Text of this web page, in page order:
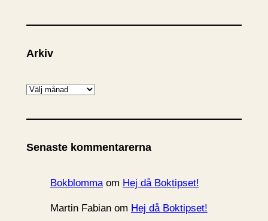
Arkiv
A
k
v
Senaste kommentarerna
Bokblommaom Hej då Boktipset!
Martin Fabianom Hej då Boktipset!